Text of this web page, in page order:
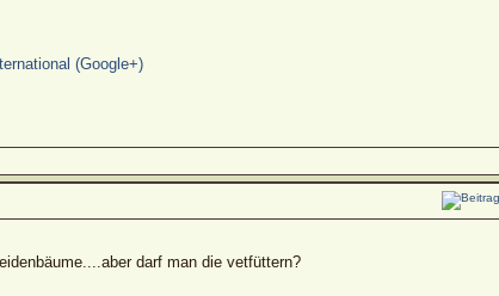
(Google+)
darf man die vetfüttern?